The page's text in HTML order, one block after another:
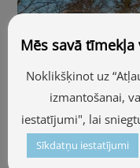
Mēs savā
Noklikšķinot uz
izmantošanai,
iestatījumi", lai
Sīkdatņu iestatījumi